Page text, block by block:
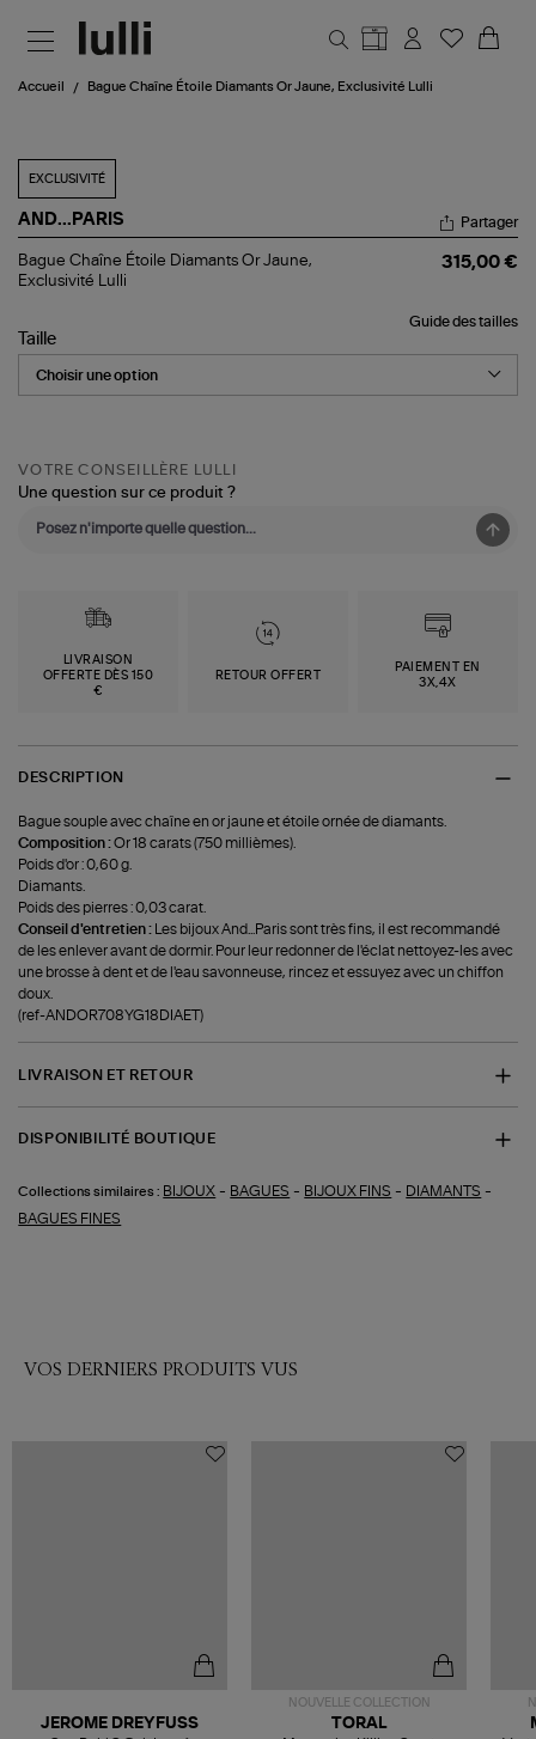
Accueil Bague Chaîne Étoile Diamants Or Jaune, Exclusivité Lulli
EXCLUSIVITÉ
AND...PARIS
Bague
Chaîne
Or
Jaune,
Exclusivité
Partager
Bague Chaîne Étoile Diamants Or Jaune,
Exclusivité Lulli
315,00 €
Guide des tailles
Taille
VOTRE CONSEILLÈRE LULLI
Une question sur ce produit ?
LIVRAISON
OFFERTE DÈS 150
€
RETOUR OFFERT
PAIEMENT EN
3X,4X
DESCRIPTION
Bague souple avec chaîne en or jaune et étoile ornée de diamants.
Composition :Or 18 carats (750 millièmes).
Poids d'or : 0,60 g.
Diamants.
Poids des pierres : 0,03 carat.
Conseil d'entretien :
Les bijoux And...Paris sont très fins, il est recommandé
de les enlever avant de dormir. Pour leur redonner de l'éclat nettoyez-les avec
une brosse à dent et de l'eau savonneuse, rincez et essuyez avec un chiffon
doux.
(ref-ANDOR708YG18DIAET)
LIVRAISON ET RETOUR
DISPONIBILITÉ BOUTIQUE
Collections similaires : BIJOUX - BAGUES - BIJOUX FINS - DIAMANTS -
BAGUES FINES
VOS DERNIERS PRODUITS VUS
JEROME DREYFUSS
NOUVELLE COLLECTION
TORAL